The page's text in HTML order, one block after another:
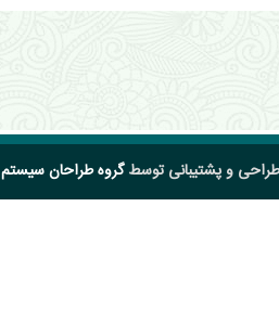
و پشتیبانی توسطگروه طراحان سیستم